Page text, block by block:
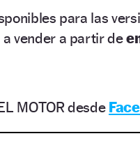
para las
a vender a partir de
MOTOR desde